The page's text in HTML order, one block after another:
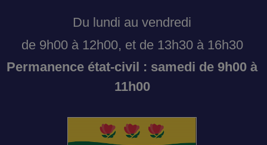
Du lundi au vendredi
de 9h00 à 12h00, et de 13h30 à 16h30
Permanence état-civil : samedi de 9h00 à
11h00